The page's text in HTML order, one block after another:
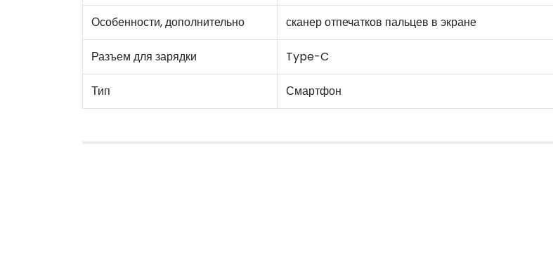
Особенности, дополнительно сканер отпечатков пальцев в экране
Разъем для зарядки Type-C
Тип Смартфон